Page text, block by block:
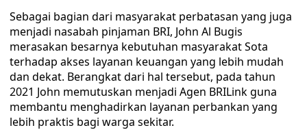
Sebagai bagian dari masyarakat perbatasan yang juga
menjadi nasabah pinjaman BRI, John Al Bugis
merasakan besarnya kebutuhan masyarakat Sota
terhadap akses layanan keuangan yang lebih mudah
dan dekat. Berangkat dari hal tersebut, pada tahun
2021 John memutuskan menjadi Agen BRILink guna
membantu menghadirkan layanan perbankan yang
lebih praktis bagi warga sekitar.